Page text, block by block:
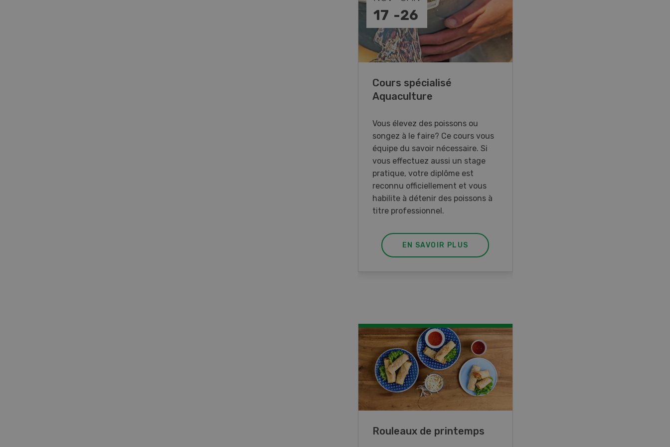
17 -26
Cours spécialisé
Aquaculture
Vous élevez des poissons ou
songez à le faire? Ce cours vous
équipe du savoir nécessaire. Si
vous effectuez aussi un stage
pratique, votre diplôme est
reconnu officiellement et vous
habilite à détenir des poissons à
titre professionnel.
EN SAVOIR PLUS
Rouleaux de printemps